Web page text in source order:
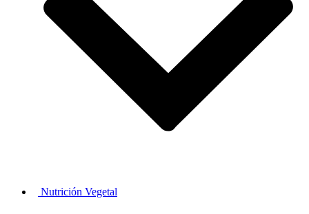
Nutrición Vegetal